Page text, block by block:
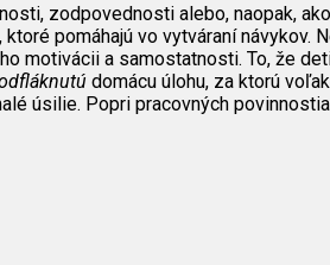
zodpovednosti alebo, naopak,
pomáhajú vo vytváraní
motivácii a samostatnosti. To, že
domácu úlohu, za ktorú
úsilie. Popri pracovných